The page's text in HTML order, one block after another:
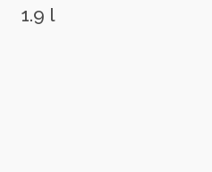
1.9 l